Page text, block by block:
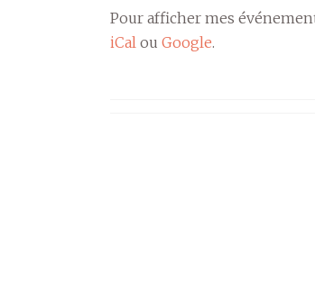
Pour afficher mes
iCal ou Google.